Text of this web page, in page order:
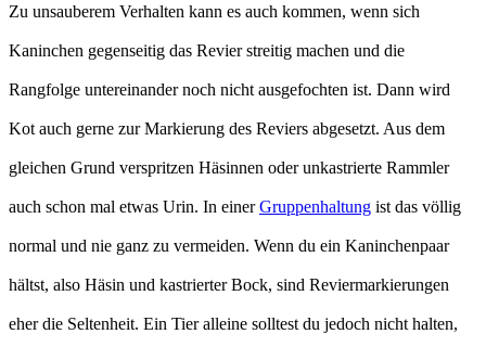
Zu unsauberem Verhalten kann es auch kommen, wenn sich
Kaninchen gegenseitig das Revier streitig machen und die
Rangfolge untereinander noch nicht ausgefochten ist. Dann wird
Kot auch gerne zur Markierung des Reviers abgesetzt. Aus dem
gleichen Grund verspritzen Häsinnen oder unkastrierte Rammler
auch schon mal etwas Urin. In einerGruppenhaltung ist das völlig
normal und nie ganz zu vermeiden. Wenn du ein Kaninchenpaar
hältst, also Häsin und kastrierter Bock, sind Reviermarkierungen
eher die Seltenheit. Ein Tier alleine solltest du jedoch nicht halten,